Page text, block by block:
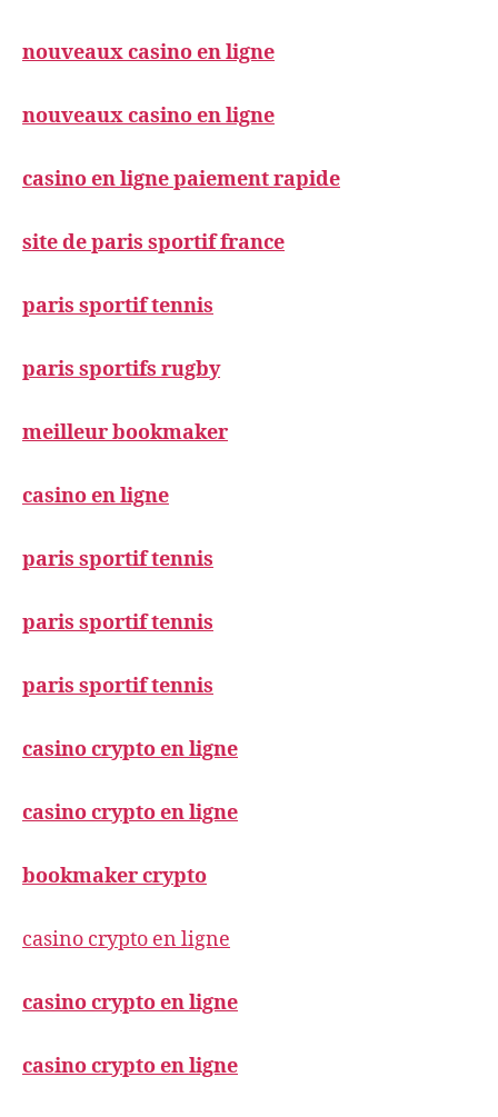
nouveaux casino en ligne
nouveaux casino en ligne
casino en ligne paiement rapide
site de paris sportif france
paris sportif tennis
paris sportifs rugby
meilleur bookmaker
casino en ligne
paris sportif tennis
paris sportif tennis
paris sportif tennis
casino crypto en ligne
casino crypto en ligne
bookmaker crypto
casino crypto en ligne
casino crypto en ligne
casino crypto en ligne